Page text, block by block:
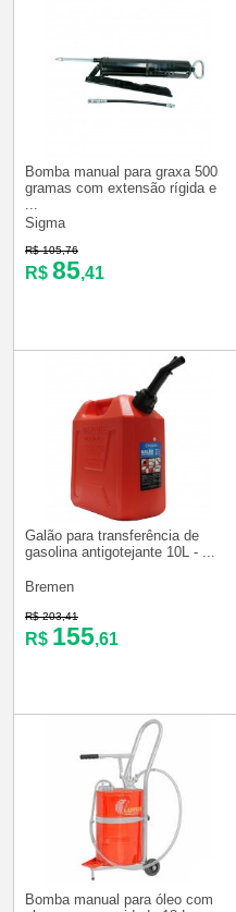
Bomba manual para graxa 500
gramas com extensão rígida e
Sigma
R$ 105,76
R$ 85,41
Galão para transferência de
gasolina antigotejante 10L - ...
Bremen
R$ 203,41
R$ 155,61
Bomba manual para óleo com